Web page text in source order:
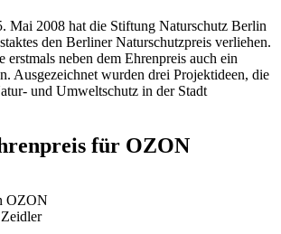
Mai 2008 hat die Stiftung Naturschutz Berlin
den Berliner Naturschutzpreis verliehen.
erstmals neben dem Ehrenpreis auch ein
Ausgezeichnet wurden drei Projektideen, die
und Umweltschutz in der Stadt
für OZON
OZON